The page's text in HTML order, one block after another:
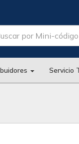
Servicio